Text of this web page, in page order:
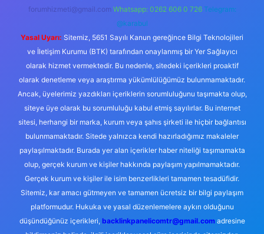
forumhizmeti@gmail.com Whatsapp: 0262 606 0 726 Telegram:
@karabul
Yasal Uyarı: Sitemiz, 5651 Sayılı Kanun gereğince Bilgi Teknolojileri
ve İletişim Kurumu (BTK) tarafından onaylanmış bir Yer Sağlayıcı
olarak hizmet vermektedir. Bu nedenle, sitedeki içerikleri proaktif
olarak denetleme veya araştırma yükümlülüğümüz bulunmamaktadır.
Ancak, üyelerimiz yazdıkları içeriklerin sorumluluğunu taşımakta olup,
siteye üye olarak bu sorumluluğu kabul etmiş sayılırlar. Bu internet
sitesi, herhangi bir marka, kurum veya şahıs şirketi ile hiçbir bağlantısı
bulunmamaktadır. Sitede yalnızca kendi hazırladığımız makaleler
paylaşılmaktadır. Burada yer alan içerikler haber niteliği taşımamakta
olup, gerçek kurum ve kişiler hakkında paylaşım yapılmamaktadır.
Gerçek kurum ve kişiler ile isim benzerlikleri tamamen tesadüfidir.
Sitemiz, kar amacı gütmeyen ve tamamen ücretsiz bir bilgi paylaşım
platformudur. Hukuka ve yasal düzenlemelere aykırı olduğunu
düşündüğünüz içerikleri, backlinkpanelicomtr@gmail.comadresine